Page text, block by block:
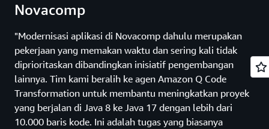
Novacomp
"Modernisasi aplikasi di Novacomp dahulu merupakan
pekerjaan yang memakan waktu dan sering kali tidak
diprioritaskan dibandingkan inisiatif pengembangan
lainnya. Tim kami beralih ke agen Amazon Q Code
Transformation untuk membantu meningkatkan proyek
yang berjalan di Java 8 ke Java 17 dengan lebih dari
10.000 baris kode. Ini adalah tugas yang biasanya